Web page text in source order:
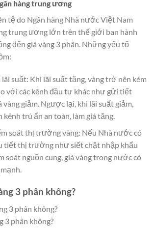
hàng trung ương
tệ do Ngân hàng Nhà nước Việt Nam
trung ương lớn trên thế giới ban hành
đến giá vàng 3 phân. Những yếu tố
suất: Khi lãi suất tăng, vàng trở nên kém
với các kênh đầu tư khác như gửi tiết
vàng giảm. Ngược lại, khi lãi suất giảm,
trú ẩn an toàn, làm giá tăng.
soát thị trường vàng: Nếu Nhà nước có
tiết thị trường như siết chặt nhập khẩu
soát nguồn cung, giá vàng trong nước có
3 phân không?
3 phân không?